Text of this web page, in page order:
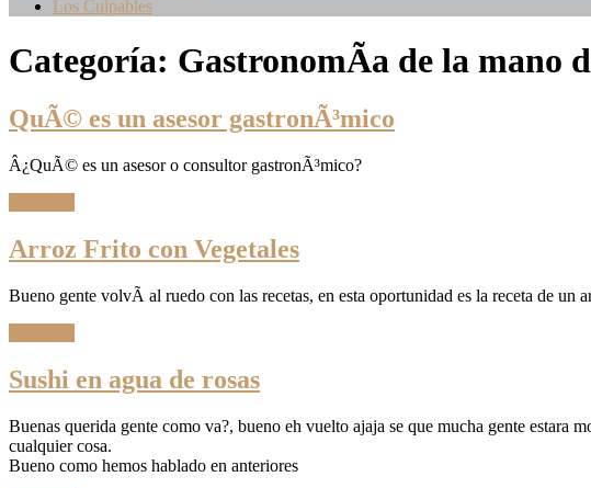
Los Culpables
Categoría: GastronomÃ­a de la mano
QuÃ© es un asesor gastronÃ³mico
Â¿QuÃ© es un asesor o consultor gastronÃ³mico?
Arroz Frito con Vegetales
Bueno gente volvÃ­ al ruedo con las recetas, en esta oportunidad es la receta de un
Sushi en agua de rosas
Buenas querida gente como va?, bueno eh vuelto ajaja se que mucha gente
cualquier cosa.
Bueno como hemos hablado en anteriores